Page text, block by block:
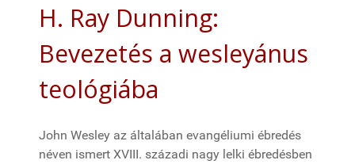
H. Ray Dunning:
Bevezetés a wesleyánus
teológiába
John Wesley az általában evangéliumi ébredés
néven ismert XVIII. századi nagy lelki ébredésben